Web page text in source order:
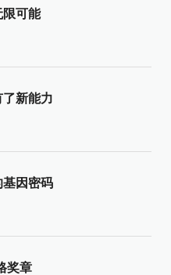
限可能
新能力
基因密码
奖章